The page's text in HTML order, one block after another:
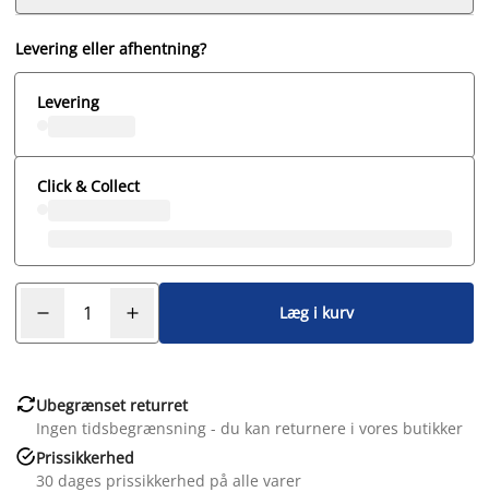
Levering eller afhentning?
Levering
Click & Collect
Læg i kurv
Ubegrænset returret
Ingen tidsbegrænsning - du kan returnere i vores butikker
Prissikkerhed
30 dages prissikkerhed på alle varer